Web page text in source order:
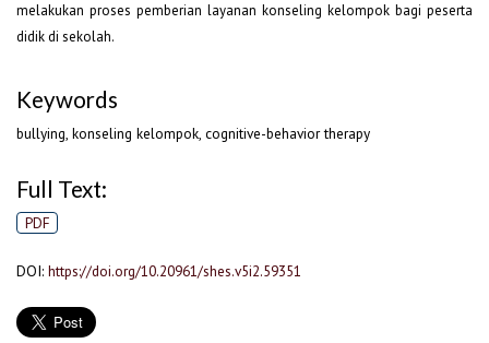
melakukan proses pemberian layanan konseling kelompok bagi peserta
didik di sekolah.
Keywords
bullying, konseling kelompok, cognitive-behavior therapy
Full Text:
PDF
DOI: https://doi.org/10.20961/shes.v5i2.59351